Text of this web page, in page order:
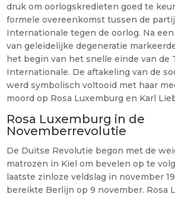
druk om oorlogskredieten goed te
formele overeenkomst tussen de
Internationale tegen de oorlog. Na
van geleidelijke degeneratie
het begin van het snelle einde van de
Internationale. De aftakeling van de
werd symbolisch voltooid met haar
moord op Rosa Luxemburg en Karl
Rosa Luxemburg in de
Novemberrevolutie
De Duitse Revolutie begon met de
matrozen in Kiel om bevelen op te
laatste zinloze veldslag in november
bereikte Berlijn op 9 november. Rosa